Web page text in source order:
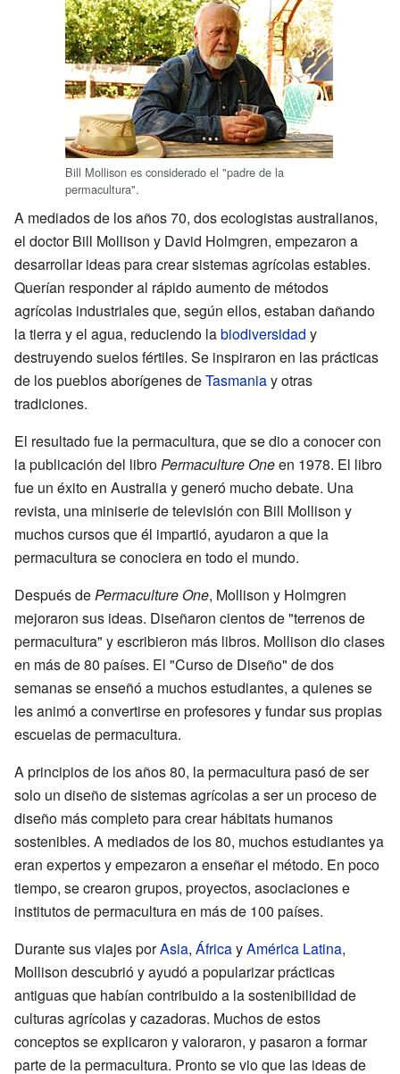
Bill Mollison es considerado el "padre de la
permacultura".
A mediados de los años 70, dos ecologistas australianos,
el doctor Bill Mollison y David Holmgren, empezaron a
desarrollar ideas para crear sistemas agrícolas estables.
Querían responder al rápido aumento de métodos
agrícolas industriales que, según ellos, estaban dañando
la tierra y el agua, reduciendo labiodiversidad y
destruyendo suelos fértiles. Se inspiraron en las prácticas
de los pueblos aborígenes deTasmaniay otras
tradiciones.
El resultado fue la permacultura, que se dio a conocer con
la publicación del libroPermaculture Oneen 1978. El libro
fue un éxito en Australia y generó mucho debate. Una
revista, una miniserie de televisión con Bill Mollison y
muchos cursos que él impartió, ayudaron a que la
permacultura se conociera en todo el mundo.
Después dePermaculture One, Mollison y Holmgren
mejoraron sus ideas. Diseñaron cientos de "terrenos de
permacultura" y escribieron más libros. Mollison dio clases
en más de 80 países. El "Curso de Diseño" de dos
semanas se enseñó a muchos estudiantes, a quienes se
les animó a convertirse en profesores y fundar sus propias
escuelas de permacultura.
A principios de los años 80, la permacultura pasó de ser
solo un diseño de sistemas agrícolas a ser un proceso de
diseño más completo para crear hábitats humanos
sostenibles. A mediados de los 80, muchos estudiantes ya
eran expertos y empezaron a enseñar el método. En poco
tiempo, se crearon grupos, proyectos, asociaciones e
institutos de permacultura en más de 100 países.
Durante sus viajes porAsia, ÁfricayAmérica Latina,
Mollison descubrió y ayudó a popularizar prácticas
antiguas que habían contribuido a la sostenibilidad de
culturas agrícolas y cazadoras. Muchos de estos
conceptos se explicaron y valoraron, y pasaron a formar
parte de la permacultura. Pronto se vio que las ideas de